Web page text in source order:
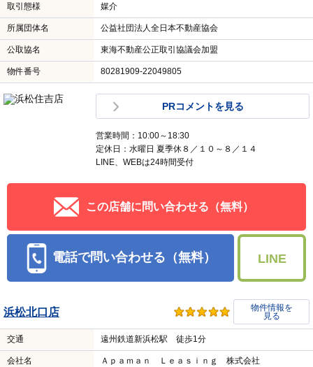
取引態様 媒介
所属団体名 公益社団法人全日本不動産協会
公取協名 東海不動産公正取引協議会加盟
物件番号 80281909-22049805
PRコメントを見る
営業時間：10:00～18:30
定休日：水曜日 夏季休８／１０～８／１４
LINE、WEBは24時間受付
この店舗に問い合わせる（無料）
電話で問い合わせる（無料） LINE
浜松北口店
物件情報を
見る
交通 遠州鉄道新浜松駅 徒歩1分
会社名 Ａｐａｍａｎ Ｌｅａｓｉｎｇ 株式会社